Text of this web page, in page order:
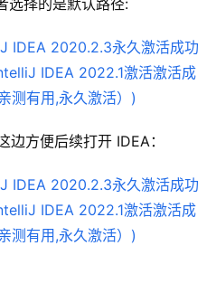
选择的是默认路径:
方便后续打开 IDEA：